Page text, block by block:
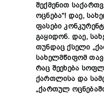
შექმენით
ოცნება“! დაე,
ფასები
გაყიდონ. დაე,
თუნდაც ქსელი „
სახელმწიფომ
რაც შეეხება
ქართლისა და
„ქართულ